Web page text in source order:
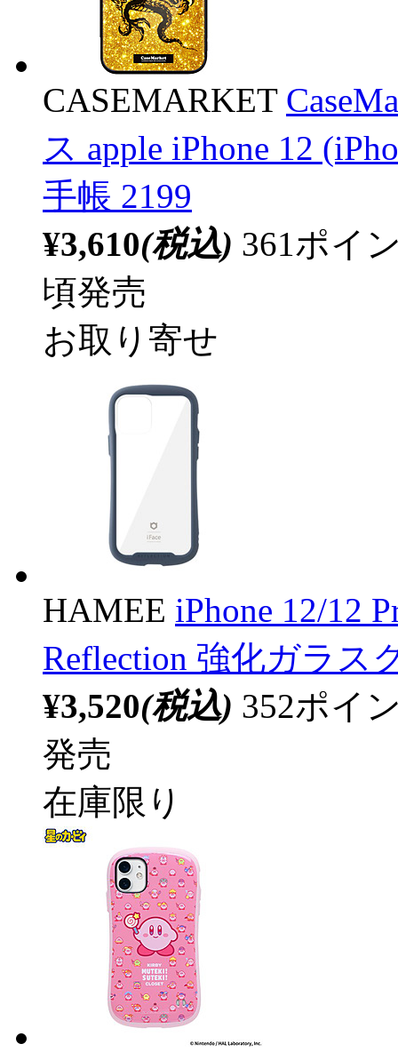
CASEMARKET
ス apple iPhone 12
手帳 2199
¥3,610(税込) 361ポイ
頃発売
お取り寄せ
HAMEE iPhone 12/12
Reflection 強化ガラス
¥3,520(税込) 352ポイ
発売
在庫限り